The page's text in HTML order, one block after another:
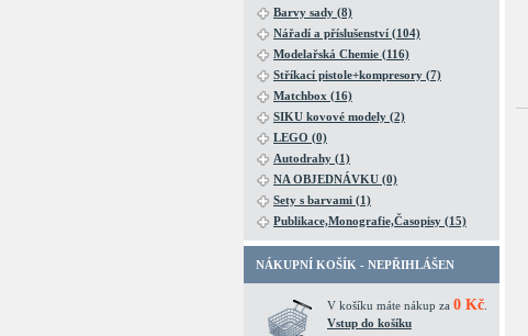
Barvy sady (8)
Nářadí a příslušenství (104)
Modelařská Chemie (116)
Stříkací pistole+kompresory (7)
Matchbox (16)
SIKU kovové modely (2)
LEGO (0)
Autodrahy (1)
NA OBJEDNÁVKU (0)
Sety s barvami (1)
Publikace,Monografie,Časopisy (15)
NÁKUPNÍ KOŠÍK - NEPŘIHLÁŠEN
V košíku máte nákup za 0 Kč
Vstup do košíku